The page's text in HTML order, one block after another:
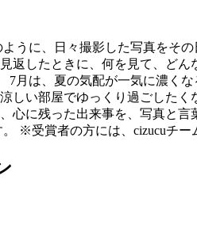
ように、日々撮影した写真をそ
返したときに、何を見て、ど
7月は、夏の気配が一気に濃く
しい部屋でゆっくり過ごした
心に残った出来事を、写真と
※受賞者の方には、cizucuチ